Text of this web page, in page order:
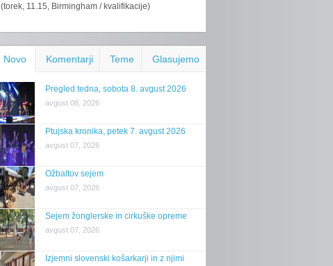
(torek, 11.15, Birmingham / kvalifikacije)
Novo Komentarji Teme Glasujemo
Pregled tedna, sobota 8. avgust 2026
avgust 08, 2026
Ptujska kronika, petek 7. avgust 2026
avgust 07, 2026
Ožbaltov sejem
avgust 07, 2026
Sejem žonglerske in cirkuške opreme
avgust 07, 2026
Izjemni slovenski košarkarji in z njimi